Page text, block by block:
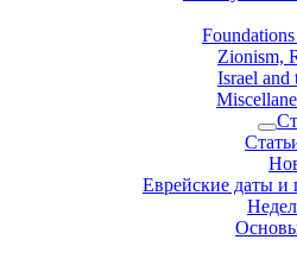
Zionism,
Israel and
Еврейские даты и